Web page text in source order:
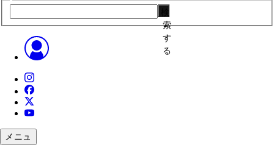
索
す
る
メニュ